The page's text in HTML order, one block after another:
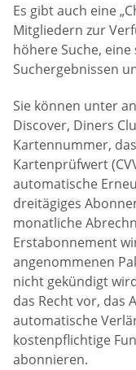
Es gibt auch eine
Mitgliedern zur
höhere Suche,
Suchergebnissen
Sie können unter
Discover, Diners
Kartennummer,
Kartenprüfwert
automatische
dreitägiges
monatliche
Erstabonnement
angenommenen
nicht gekündigt
das Recht vor, das
automatische
kostenpflichtige
abonnieren.